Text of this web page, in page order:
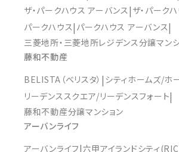
ザ・パークハウス アーバンス ザ・パーク
パークハウス パークハウス アーバンス
三菱地所・三菱地所レジデンス分譲マン
藤和不動産
BELISTA（ベリスタ） シティホームズ/ホ
リーデンススクエア/リーデンスフォート
藤和不動産分譲マンション
アーバンライフ
アーバンライフ 六甲アイランドシティ